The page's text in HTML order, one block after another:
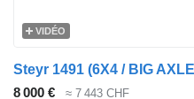
VIDÉO
Steyr 1491 (6X4 / BIG
8 000 €
≈ 7 443 CHF